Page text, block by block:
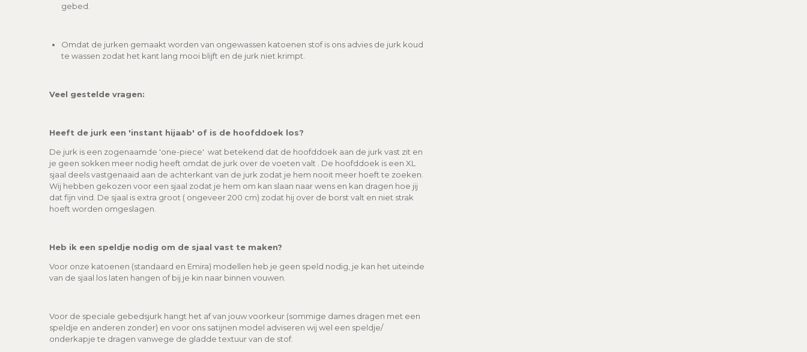
gebed.
Omdat de jurken gemaakt worden van ongewassen katoenen stof is ons advies de jurk koud
te wassen zodat het kant lang mooi blijft en de jurk niet krimpt.
Veel gestelde vragen:
Heeft de jurk een 'instant hijaab' of is de hoofddoek los?
De jurk is een zogenaamde 'one-piece' wat betekend dat de hoofddoek aan de jurk vast zit en
je geen sokken meer nodig heeft omdat de jurk over de voeten valt . De hoofddoek is een XL
sjaal deels vastgenaaid aan de achterkant van de jurk zodat je hem nooit meer hoeft te zoeken.
Wij hebben gekozen voor een sjaal zodat je hem om kan slaan naar wens en kan dragen hoe jij
dat fijn vind. De sjaal is extra groot ( ongeveer 200 cm) zodat hij over de borst valt en niet strak
hoeft worden omgeslagen.
Heb ik een speldje nodig om de sjaal vast te maken?
Voor onze katoenen (standaard en Emira) modellen heb je geen speld nodig, je kan het uiteinde
van de sjaal los laten hangen of bij je kin naar binnen vouwen.
Voor de speciale gebedsjurk hangt het af van jouw voorkeur (sommige dames dragen met een
speldje en anderen zonder) en voor ons satijnen model adviseren wij wel een speldje/
onderkapje te dragen vanwege de gladde textuur van de stof.